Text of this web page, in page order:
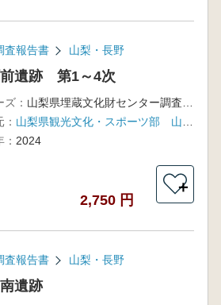
査報告書 山梨・長野
遺跡 第1～4次
：
2024
2,750 円
＋
査報告書 山梨・長野
遺跡